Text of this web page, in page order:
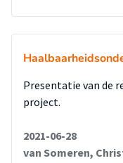
Presentatie van de
project.
2021-06-28
van Someren,